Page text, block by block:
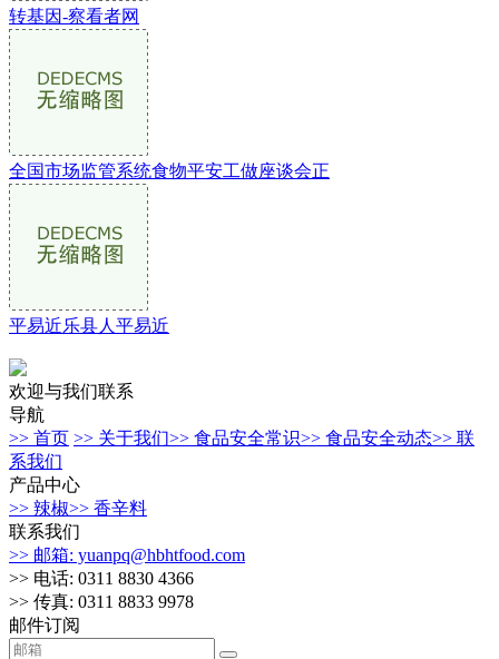
转基因-察看者网
全国市场监管系统食物平安工做座谈会正
平易近乐县人平易近
欢迎与我们联系
导航
>> 首页 >> 关于我们>> 食品安全常识>> 食品安全动态>> 联
系我们
产品中心
>> 辣椒>> 香辛料
联系我们
>> 邮箱: yuanpq@hbhtfood.com
>> 电话: 0311 8830 4366
>> 传真: 0311 8833 9978
邮件订阅